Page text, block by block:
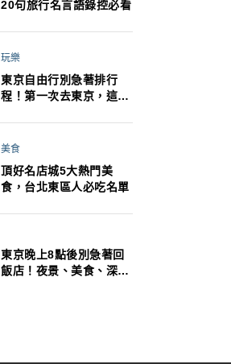
20句旅行名言語錄控必看
玩樂
東京自由行別急著排行
程！第一次去東京，這10
美食
頂好名店城5大熱門美
食，台北東區人必吃名單
東京晚上8點後別急著回
飯店！夜景、美食、深夜